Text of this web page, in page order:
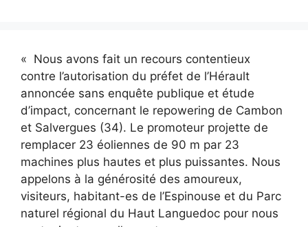
« Nous avons fait un recours contentieux
contre l’autorisation du préfet de l’Hérault
annoncée sans enquête publique et étude
d’impact, concernant le repowering de Cambon
et Salvergues (34). Le promoteur projette de
remplacer 23 éoliennes de 90 m par 23
machines plus hautes et plus puissantes. Nous
appelons à la générosité des amoureux,
visiteurs, habitant-es de l’Espinouse et du Parc
naturel régional du Haut Languedoc pour nous